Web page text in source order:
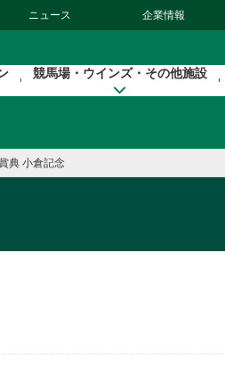
ニュース 企業情報
競馬場・ウインズ・その他施設
典 小倉記念